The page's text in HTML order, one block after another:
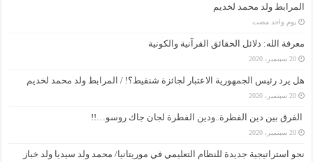
المرابط ولد محمد لخديم
‏يوم واحد مضت
معرفة الله: دلائل الحقائق القرآنية والكونية
20 سبتمبر، 2020
هل يرد رئيس الجمهورية الاعتبار لجائزة شنقيط؟! / المرابط ولد محمد لخديم
20 سبتمبر، 2020
الفرق بين دين الفطرة..ودين الفطرة لجان جاك روسو…!!
20 سبتمبر، 2020
نحو استراتيجية جديدة للنظام التعليمي في موريتانيا/ محمد ولد سيديا ولد خباز